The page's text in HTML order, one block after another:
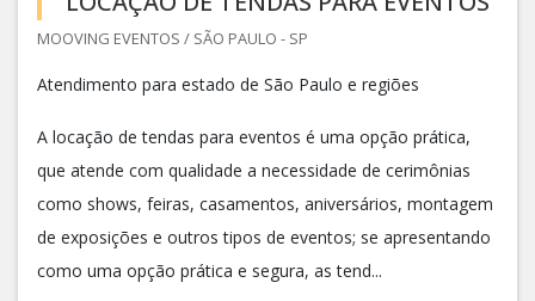
MOOVING EVENTOS / SÃO PAULO - SP
Atendimento para estado de São Paulo e regiões
A locação de tendas para eventos é uma opção prática,
que atende com qualidade a necessidade de cerimônias
como shows, feiras, casamentos, aniversários, montagem
de exposições e outros tipos de eventos; se apresentando
como uma opção prática e segura, as tend...